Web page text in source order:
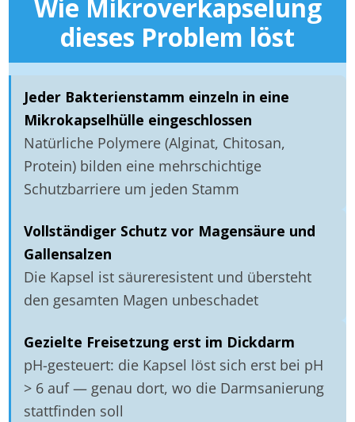
Wie Mikroverkapselung
dieses Problem löst
Jeder Bakterienstamm einzeln in eine
Mikrokapselhülle eingeschlossen
Natürliche Polymere (Alginat, Chitosan,
Protein) bilden eine mehrschichtige
Schutzbarriere um jeden Stamm
Vollständiger Schutz vor Magensäure und
Gallensalzen
Die Kapsel ist säureresistent und übersteht
den gesamten Magen unbeschadet
Gezielte Freisetzung erst im Dickdarm
pH-gesteuert: die Kapsel löst sich erst bei pH
> 6 auf — genau dort, wo die Darmsanierung
stattfinden soll